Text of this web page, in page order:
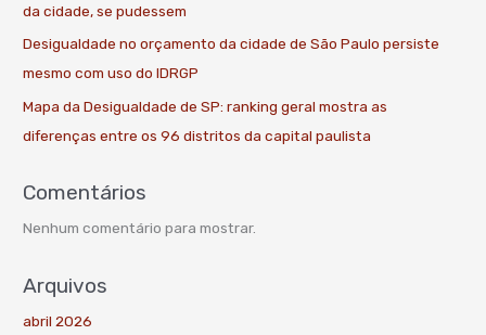
da cidade, se pudessem
Desigualdade no orçamento da cidade de São Paulo persiste
mesmo com uso do IDRGP
Mapa da Desigualdade de SP: ranking geral mostra as
diferenças entre os 96 distritos da capital paulista
Comentários
Nenhum comentário para mostrar.
Arquivos
abril 2026